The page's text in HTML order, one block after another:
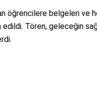
öğrencilere belgeleri ve
Tören, geleceğin